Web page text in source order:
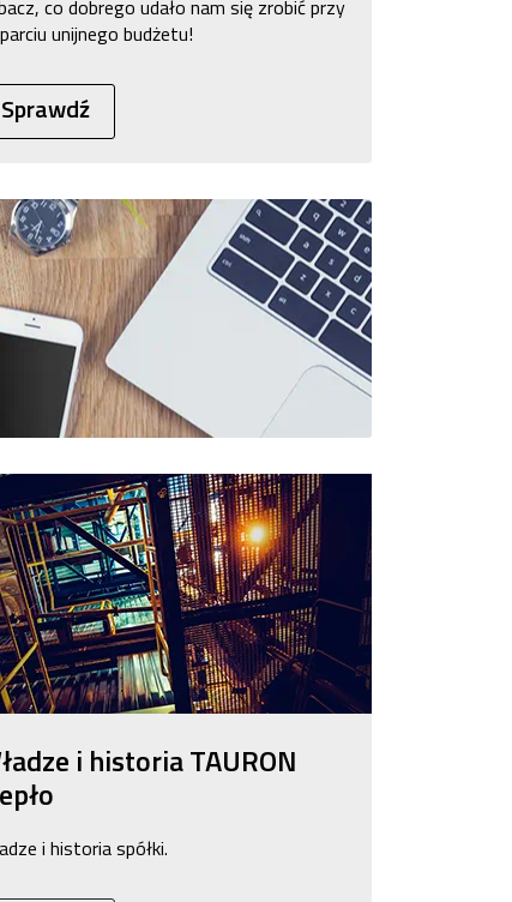
co dobrego udało nam się zrobić przy
unijnego budżetu!
Sprawdź
i historia TAURON
i historia spółki.